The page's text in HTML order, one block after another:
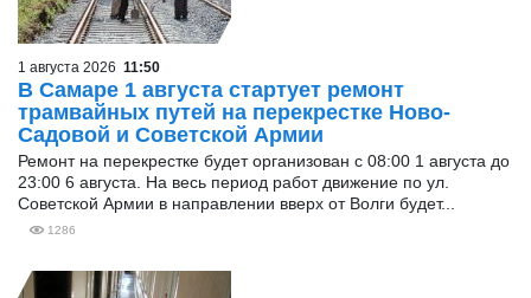
1 августа 2026 11:50
В Самаре 1 августа стартует ремонт
трамвайных путей на перекрестке Ново-
Садовой и Советской Армии
Ремонт на перекрестке будет организован с 08:00 1 августа до
23:00 6 августа. На весь период работ движение по ул.
Советской Армии в направлении вверх от Волги будет...
1286